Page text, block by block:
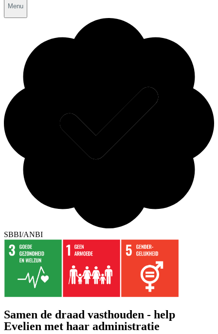
Menu
SBBI/ANBI
Samen de draad vasthouden - help
Evelien met haar administratie